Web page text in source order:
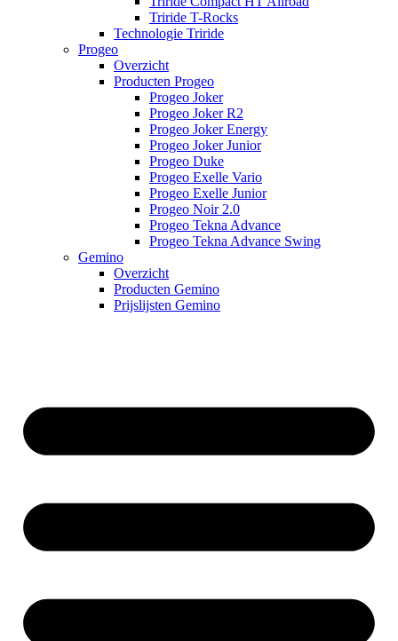
Triride T-Rocks
Technologie Triride
Progeo
Overzicht
Producten Progeo
Progeo Joker
Progeo Joker R2
Progeo Joker Energy
Progeo Joker Junior
Progeo Duke
Progeo Exelle Vario
Progeo Exelle Junior
Progeo Noir 2.0
Progeo Tekna Advance
Progeo Tekna Advance Swing
Gemino
Overzicht
Producten Gemino
Prijslijsten Gemino